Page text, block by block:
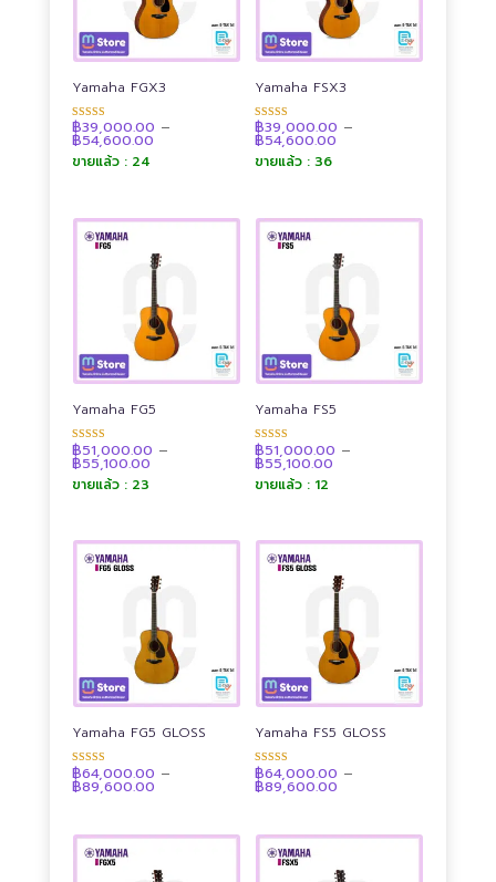
Yamaha FGX3
ให้คะแนน
4.91
ตั้งแต่ 1-5
คะแนน
฿39,000.00 –
฿54,600.00Price
ขายแล้ว : 24
Yamaha FSX3
ให้คะแนน
4.89
ตั้งแต่ 1-5
คะแนน
฿39,000.00 –
฿54,600.00
ขายแล้ว : 36
Yamaha FG5
ให้คะแนน
4.88
ตั้งแต่ 1-5
คะแนน
฿51,000.00 –
฿55,100.00Price
ขายแล้ว : 23
Yamaha FS5
ให้คะแนน
4.89
ตั้งแต่ 1-5
คะแนน
฿51,000.00 –
฿55,100.00Price
ขายแล้ว : 12
Yamaha FG5 GLOSS
ให้คะแนน
4.90
ตั้งแต่ 1-5
฿64,000.00 –
฿89,600.00Price
฿89,600.00
Yamaha FS5 GLOSS
ให้คะแนน
4.90
ตั้งแต่ 1-5
฿64,000.00 –
฿89,600.00
฿89,600.00